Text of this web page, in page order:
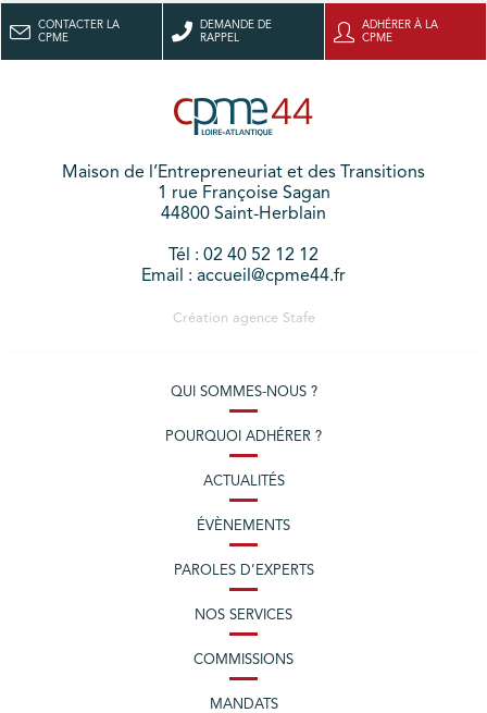
CONTACTER LA
CPME
DEMANDE DE
RAPPEL
ADHÉRER À LA
CPME
Maison de l’Entrepreneuriat et des Transitions
1 rue Françoise Sagan
44800 Saint-Herblain
Tél : 02 40 52 12 12
Email : accueil@cpme44.fr
Création agence Stafe
QUI SOMMES-NOUS ?
POURQUOI ADHÉRER ?
ACTUALITÉS
ÉVÈNEMENTS
PAROLES D’EXPERTS
NOS SERVICES
COMMISSIONS
MANDATS